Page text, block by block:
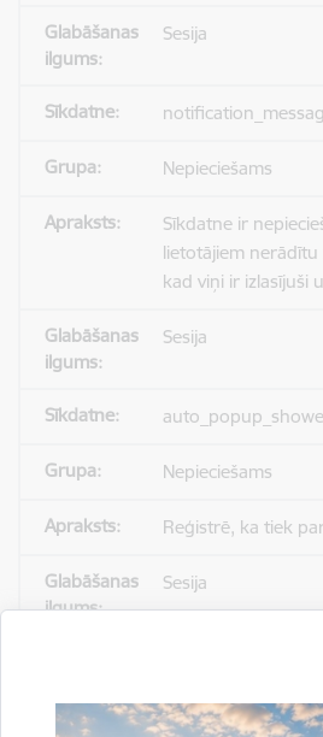
Sesija
Nepieciešams
Sīkdatne ir
lietotājiem
kad viņi ir izlasījuši
Sesija
Nepieciešams
Reģistrē, ka tiek
Sesija
Statistikas